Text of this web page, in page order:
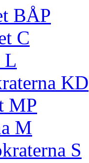
BÅP
C
L
KD
MP
M
S